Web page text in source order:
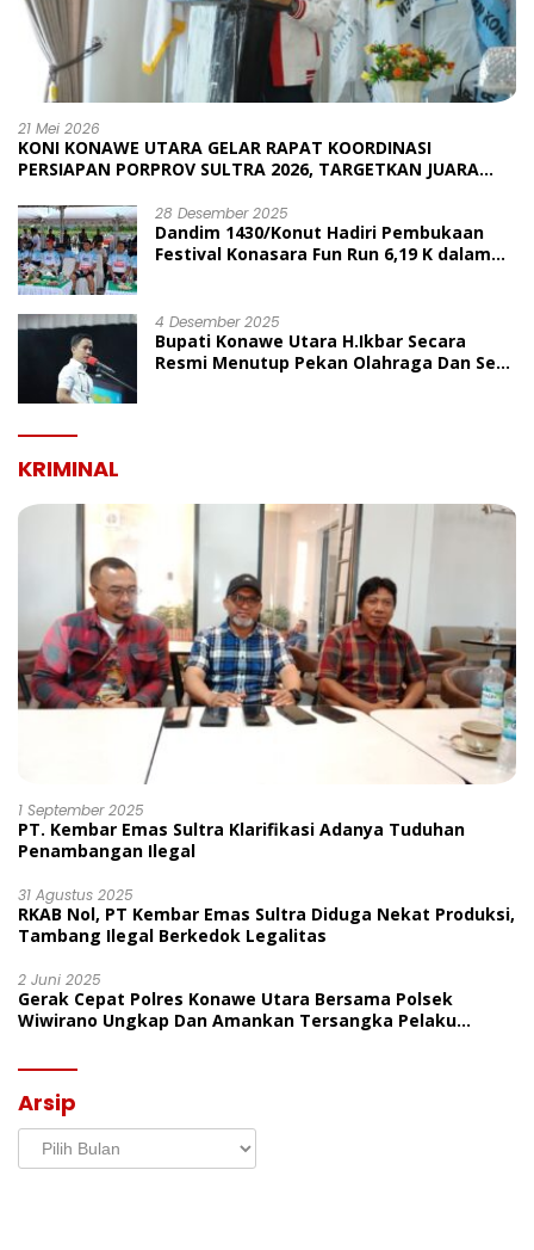
21 Mei 2026
KONI KONAWE UTARA GELAR RAPAT KOORDINASI
PERSIAPAN PORPROV SULTRA 2026, TARGETKAN JUARA
28 Desember 2025
Dandim 1430/Konut Hadiri Pembukaan
Festival Konasara Fun Run 6,19 K dalam
4 Desember 2025
Bupati Konawe Utara H.Ikbar Secara
Resmi Menutup Pekan Olahraga Dan Seni
KRIMINAL
1 September 2025
PT. Kembar Emas Sultra Klarifikasi Adanya Tuduhan
Penambangan Ilegal
31 Agustus 2025
RKAB Nol, PT Kembar Emas Sultra Diduga Nekat Produksi,
Tambang Ilegal Berkedok Legalitas
2 Juni 2025
Gerak Cepat Polres Konawe Utara Bersama Polsek
Wiwirano Ungkap Dan Amankan Tersangka Pelaku
Arsip
Arsip